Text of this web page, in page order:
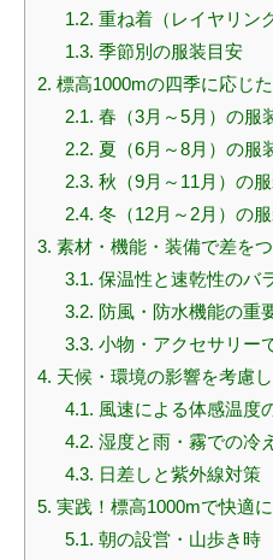
1.2. 重ね着（レイヤリン
1.3. 季節別の服装目安
2. 標高1000mの四季に応じ
2.1. 春（3月～5月）の服
2.2. 夏（6月～8月）の服
2.3. 秋（9月～11月）の
2.4. 冬（12月～2月）の
3. 素材・機能・装備で差を
3.1. 保温性と速乾性のバ
3.2. 防風・防水機能の重
3.3. 小物・アクセサリー
4. 天候・環境の影響を考慮
4.1. 風速による体感温度
4.2. 湿度と雨・霧での冷
4.3. 日差しと紫外線対策
5. 実践！標高1000mで快適
5.1. 朝の設営・山歩き時